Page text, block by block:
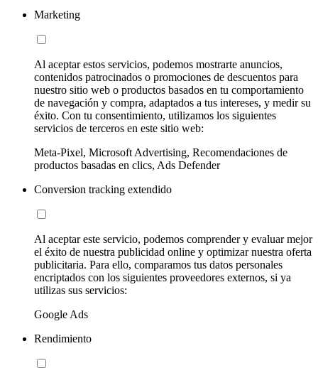
Marketing
Al aceptar estos servicios, podemos mostrarte anuncios,
contenidos patrocinados o promociones de descuentos para
nuestro sitio web o productos basados en tu comportamiento
de navegación y compra, adaptados a tus intereses, y medir su
éxito. Con tu consentimiento, utilizamos los siguientes
servicios de terceros en este sitio web:
Meta-Pixel, Microsoft Advertising, Recomendaciones de
productos basadas en clics, Ads Defender
Conversion tracking extendido
Al aceptar este servicio, podemos comprender y evaluar mejor
el éxito de nuestra publicidad online y optimizar nuestra oferta
publicitaria. Para ello, comparamos tus datos personales
encriptados con los siguientes proveedores externos, si ya
utilizas sus servicios:
Google Ads
Rendimiento